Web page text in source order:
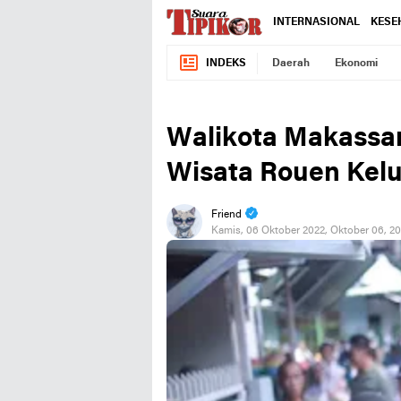
INTERNASIONAL
INDEKS Daerah Ekonomi
Walikota
Wisata Rouen
Friend
Kamis, 06 Oktober 2022, Oktober 06,